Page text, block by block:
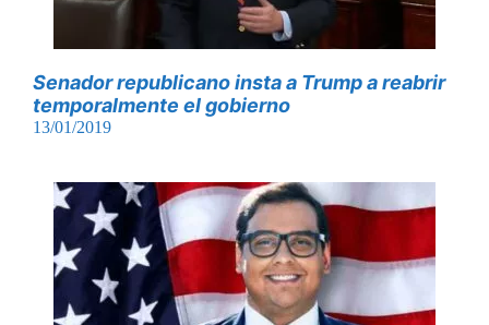
Senador republicano insta a Trump a reabrir
temporalmente el gobierno
13/01/2019